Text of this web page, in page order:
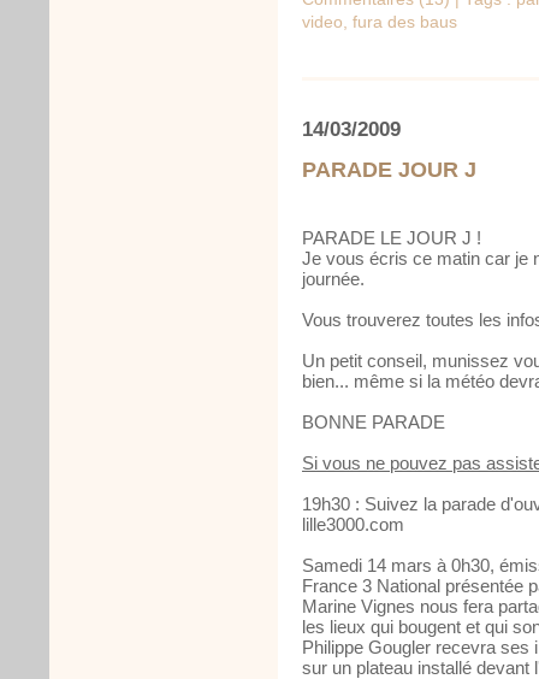
video, fura des baus
14/03/2009
PARADE JOUR J
PARADE LE JOUR J !
Je vous écris ce matin car je
journée.
Vous trouverez toutes les
Un petit conseil, munissez
bien... même si la météo
BONNE PARADE
Si vous ne pouvez pas
19h30 : Suivez la parade
lille3000.com
Samedi 14 mars à 0h30,
France 3 National présentée
Marine Vignes nous fera
les lieux qui bougent et qui
Philippe Gougler recevra ses
sur un plateau installé devant